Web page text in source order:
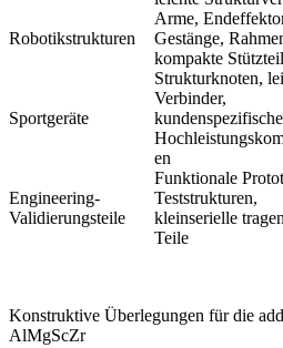
Robotikstrukturen
Arme,
Gestänge,
kompakte
Sportgeräte
Strukturknoten,
Verbinder,
kundenspezifische
en
Engineering-
Validierungsteile
Funktionale
Teststrukturen,
kleinserielle
Teile
Konstruktive Überlegungen für die
AlMgScZr